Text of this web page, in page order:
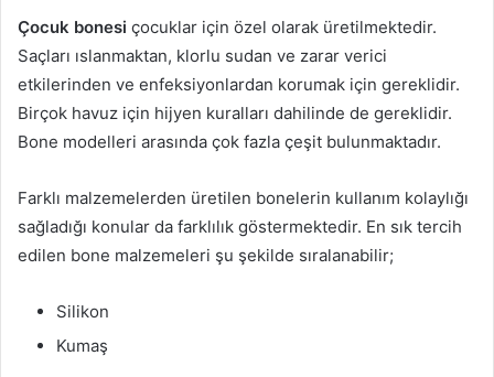
Çocuk bonesi çocuklar için özel olarak üretilmektedir.
Saçları ıslanmaktan, klorlu sudan ve zarar verici
etkilerinden ve enfeksiyonlardan korumak için gereklidir.
Birçok havuz için hijyen kuralları dahilinde de gereklidir.
Bone modelleri arasında çok fazla çeşit bulunmaktadır.
Farklı malzemelerden üretilen bonelerin kullanım kolaylığı
sağladığı konular da farklılık göstermektedir. En sık tercih
edilen bone malzemeleri şu şekilde sıralanabilir;
Silikon
Kumaş